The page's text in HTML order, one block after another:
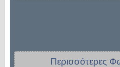
Περισσότερες